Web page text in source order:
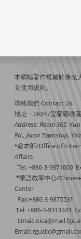
本網站著作權屬於佛光
見使用規則。
聯絡我們 Contact Us
地址：26247宜蘭縣礁
Address: Room 305,
Rd., Jiaoxi Township,
*處本部/Office of
Affairs
Tel: +886-3-9871000
*華語教學中心/
Center
Tel: +886-3-9313343
Email:
Email: